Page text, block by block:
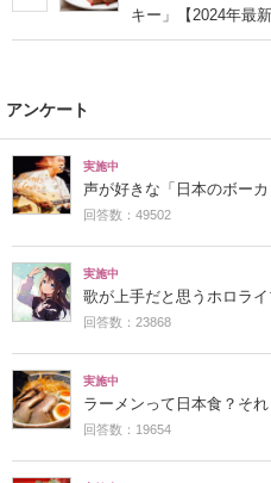
キー」【2024年最
アンケート
実施中
声が好きな「日本のボーカ
回答数：49502
実施中
歌が上手だと思うホロラ
回答数：23868
実施中
ラーメンって日本食？そ
回答数：19654